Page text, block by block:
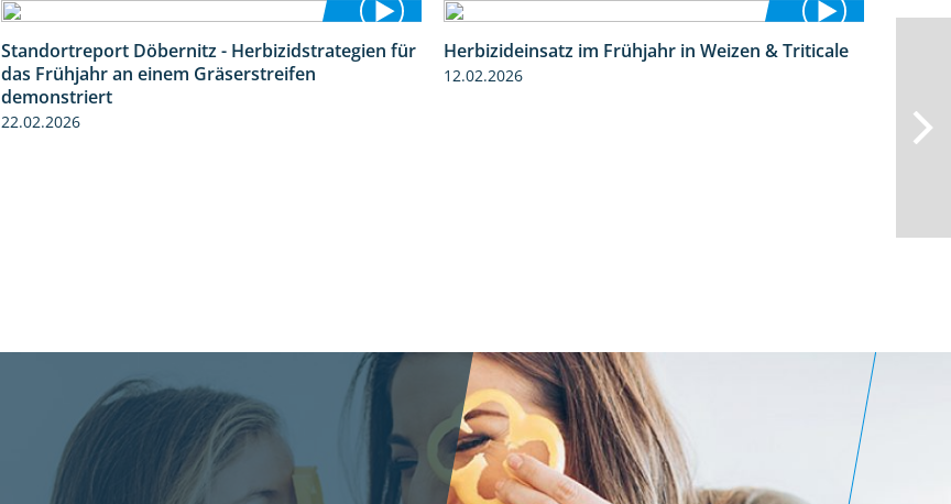
3:32
Standortreport Döbernitz - Herbizidstrategien für
das Frühjahr an einem Gräserstreifen
demonstriert
22.02.2026
2:39
Herbizideinsatz im Frühjahr in Weizen & Triticale
12.02.2026